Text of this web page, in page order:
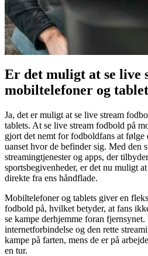
Er det muligt at se live
mobiltelefoner og
Ja, det er muligt at se live stream
tablets. At se live stream fodbold på
gjort det nemt for fodboldfans at
uanset hvor de befinder sig. Med den
streamingtjenester og apps, der
sportsbegivenheder, er det nu muligt
direkte fra ens håndflade.
Mobiltelefoner og tablets giver en
fodbold på, hvilket betyder, at fans
se kampe derhjemme foran
internetforbindelse og den rette
kampe på farten, mens de er på
en tur.